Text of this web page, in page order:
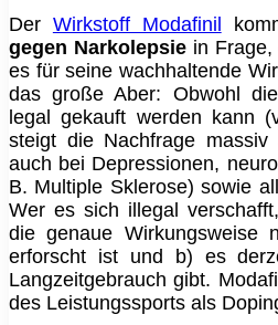
Der Wirkstoff Modafinil
gegen Narkolepsiein Frage,
es für seine wachhaltende
das große Aber: Obwohl
legal gekauft werden kann
steigt die Nachfrage
auch bei Depressionen,
B. Multiple Sklerose) sowie
Wer es sich illegal
die genaue Wirkungsweise
erforscht ist und b) es
Langzeitgebrauch gibt.
des Leistungssports als